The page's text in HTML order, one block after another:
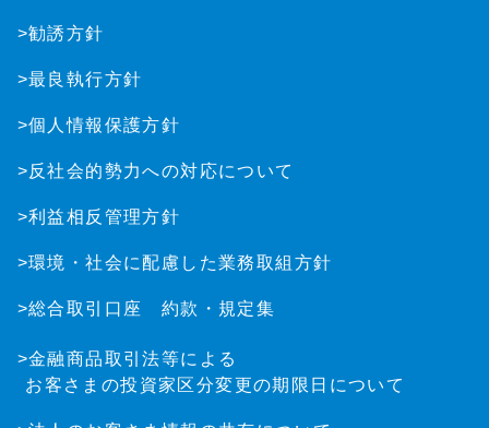
>勧誘方針
>最良執行方針
>個人情報保護方針
>反社会的勢力への対応について
>利益相反管理方針
>環境・社会に配慮した業務取組方針
>総合取引口座 約款・規定集
>金融商品取引法等による
お客さまの投資家区分変更の期限日について